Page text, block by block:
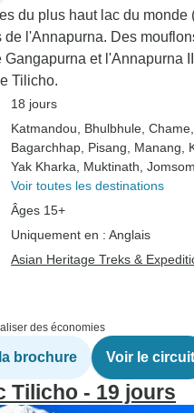
du plus haut lac du monde
de l'Annapurna. Des
Gangapurna et l'Annapurna
Tilicho.
18 jours
Katmandou , Bhulbhule , Chame
Bagarchhap , Pisang , Manang ,
Yak Kharka , Muktinath , Jomsom
Voir toutes les destinations
Âges 15+
Uniquement en : Anglais
Asian Heritage Treks &
des économies
brochure Voir le circuit
Tilicho - 19 jours